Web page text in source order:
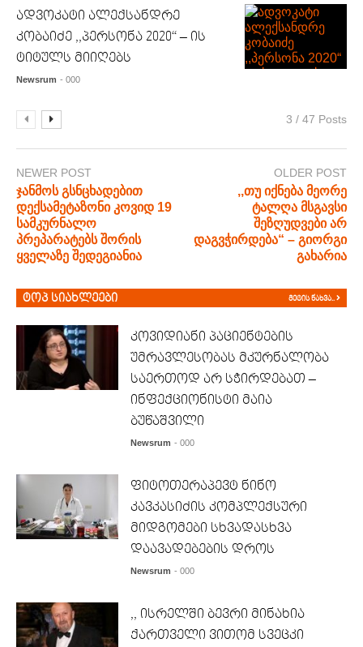
ადვოკატი ალექსანდრე
კობაიძე ,,პერსონა 2020“ – ის
ტიტულს მიიღებს
Newsrum - 000
3 / 47 Posts
NEWER POST
ჯანმოს გსნცხადებით
დექსამეტაზონი კოვიდ 19
სამკურნალო
პრეპარატებს შორის
ყველაზე შედეგიანია
OLDER POST
,,თუ იქნება მეორე
ტალღა მსგავსი
შეზღუდვები არ
დაგვჭირდება“ – გიორგი
გახარია
ტოპ სიახლეები მეტის ნახვა..
კოვიდიანი პაციენტების
უმრავლესობას მკურნალობა
საერთოდ არ სჭირდებათ –
ინფექციონისტი მაია
ბუწაშვილი
Newsrum - 000
ფიტოთერაპევტ ნინო
კავკასიძის კომპლექსური
მიდგომები სხვადასხვა
დაავადებების დროს
Newsrum - 000
,, ისრელში ბევრი მინახია
ქართველი ვითომ სვეცკი